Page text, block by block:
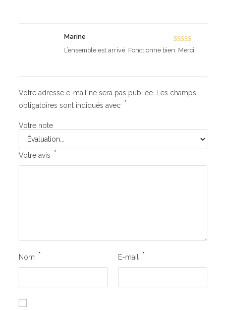
Note5sur 5
Marine
L’ensemble est arrivé. Fonctionne bien. Merci.
Votre adresse e-mail ne sera pas publiée.
Les champs
obligatoires sont indiqués avec *
Votre note
Votre avis *
Nom * E-mail *